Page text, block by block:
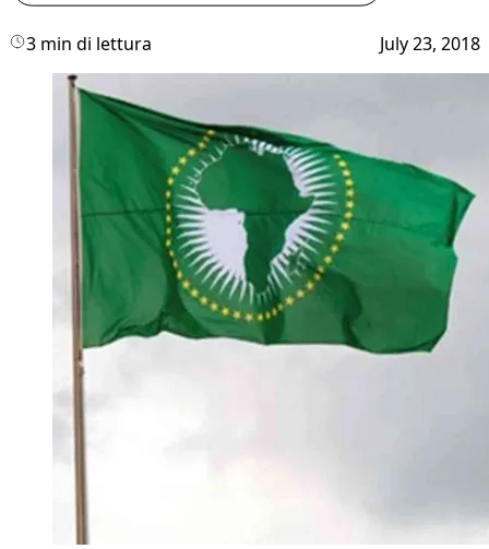
3 min di lettura July 23, 2018